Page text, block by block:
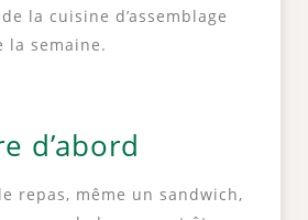
la cuisine d’assemblage
la semaine.
d’abord
repas, même un sandwich,